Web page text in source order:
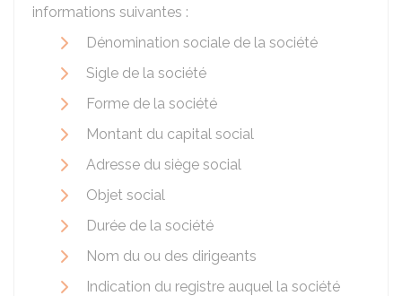
informations suivantes :
Dénomination sociale de la société
Sigle de la société
Forme de la société
Montant du capital social
Adresse du siège social
Objet social
Durée de la société
Nom du ou des dirigeants
Indication du registre auquel la société